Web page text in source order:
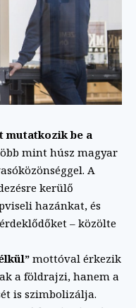
mutatkozik be a
mint húsz magyar
A
kerülő
hazánkat, és
– közölte
mottóval érkezik
a földrajzi, hanem a
is szimbolizálja.